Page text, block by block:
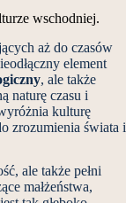
wschodniej.
aż do czasów
element
, ale także
naturę czasu i
kulturę
zrozumienia świata i
ale także pełni
małżeństwa,